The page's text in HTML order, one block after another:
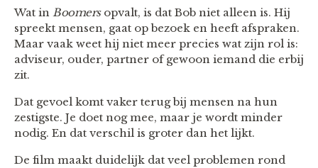
Wat in Boomersopvalt, is dat Bob niet alleen is. Hij
spreekt mensen, gaat op bezoek en heeft afspraken.
Maar vaak weet hij niet meer precies wat zijn rol is:
adviseur, ouder, partner of gewoon iemand die erbij
zit.
Dat gevoel komt vaker terug bij mensen na hun
zestigste. Je doet nog mee, maar je wordt minder
nodig. En dat verschil is groter dan het lijkt.
De film maakt duidelijk dat veel problemen rond